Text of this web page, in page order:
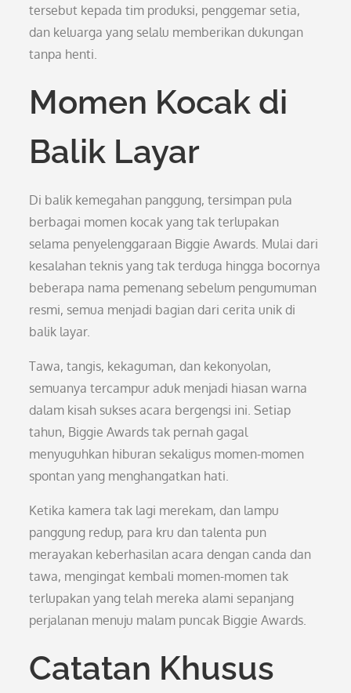
tersebut kepada tim produksi, penggemar setia,
dan keluarga yang selalu memberikan dukungan
tanpa henti.
Momen Kocak di
Balik Layar
Di balik kemegahan panggung, tersimpan pula
berbagai momen kocak yang tak terlupakan
selama penyelenggaraan Biggie Awards. Mulai dari
kesalahan teknis yang tak terduga hingga bocornya
beberapa nama pemenang sebelum pengumuman
resmi, semua menjadi bagian dari cerita unik di
balik layar.
Tawa, tangis, kekaguman, dan kekonyolan,
semuanya tercampur aduk menjadi hiasan warna
dalam kisah sukses acara bergengsi ini. Setiap
tahun, Biggie Awards tak pernah gagal
menyuguhkan hiburan sekaligus momen-momen
spontan yang menghangatkan hati.
Ketika kamera tak lagi merekam, dan lampu
panggung redup, para kru dan talenta pun
merayakan keberhasilan acara dengan canda dan
tawa, mengingat kembali momen-momen tak
terlupakan yang telah mereka alami sepanjang
perjalanan menuju malam puncak Biggie Awards.
Catatan Khusus